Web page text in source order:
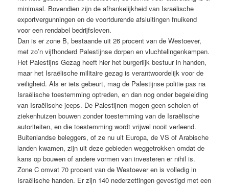
minimaal. Bovendien zijn de afhankelijkheid van Israëlische
exportvergunningen en de voortdurende afsluitingen fnuikend
voor een rendabel bedrijfsleven.
Dan is er zone B, bestaande uit 26 procent van de Westoever,
met zo’n vijfhonderd Palestijnse dorpen en vluchtelingenkampen.
Het Palestijns Gezag heeft hier het burgerlijk bestuur in handen,
maar het Israëlische militaire gezag is verantwoordelijk voor de
veiligheid. Als er iets gebeurt, mag de Palestijnse politie pas na
Israëlische toestemming optreden, en dan nog onder begeleiding
van Israëlische jeeps. De Palestijnen mogen geen scholen of
ziekenhuizen bouwen zonder toestemming van de Israëlische
autoriteiten, en die toestemming wordt vrijwel nooit verleend.
Buitenlandse beleggers, of ze nu uit Europa, de VS of Arabische
landen kwamen, zijn uit deze gebieden weggetrokken omdat de
kans op bouwen of andere vormen van investeren er nihil is.
Zone C omvat 70 procent van de Westoever en is volledig in
Israëlische handen. Er zijn 140 nederzettingen gevestigd met een